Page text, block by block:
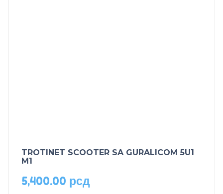
TROTINET SCOOTER SA GURALICOM 5U1
M1
5,400.00 рсд